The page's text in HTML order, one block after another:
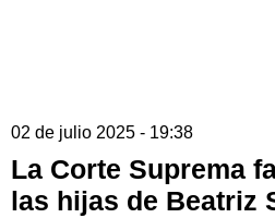
02 de julio 2025 - 19:38
La Corte Suprema
las hijas de Beatriz